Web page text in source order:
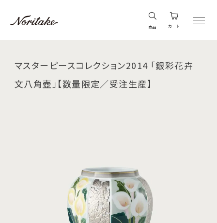
商品 カート
マスターピースコレクション2014 「銀彩花卉
文八角壺」【数量限定／受注生産】